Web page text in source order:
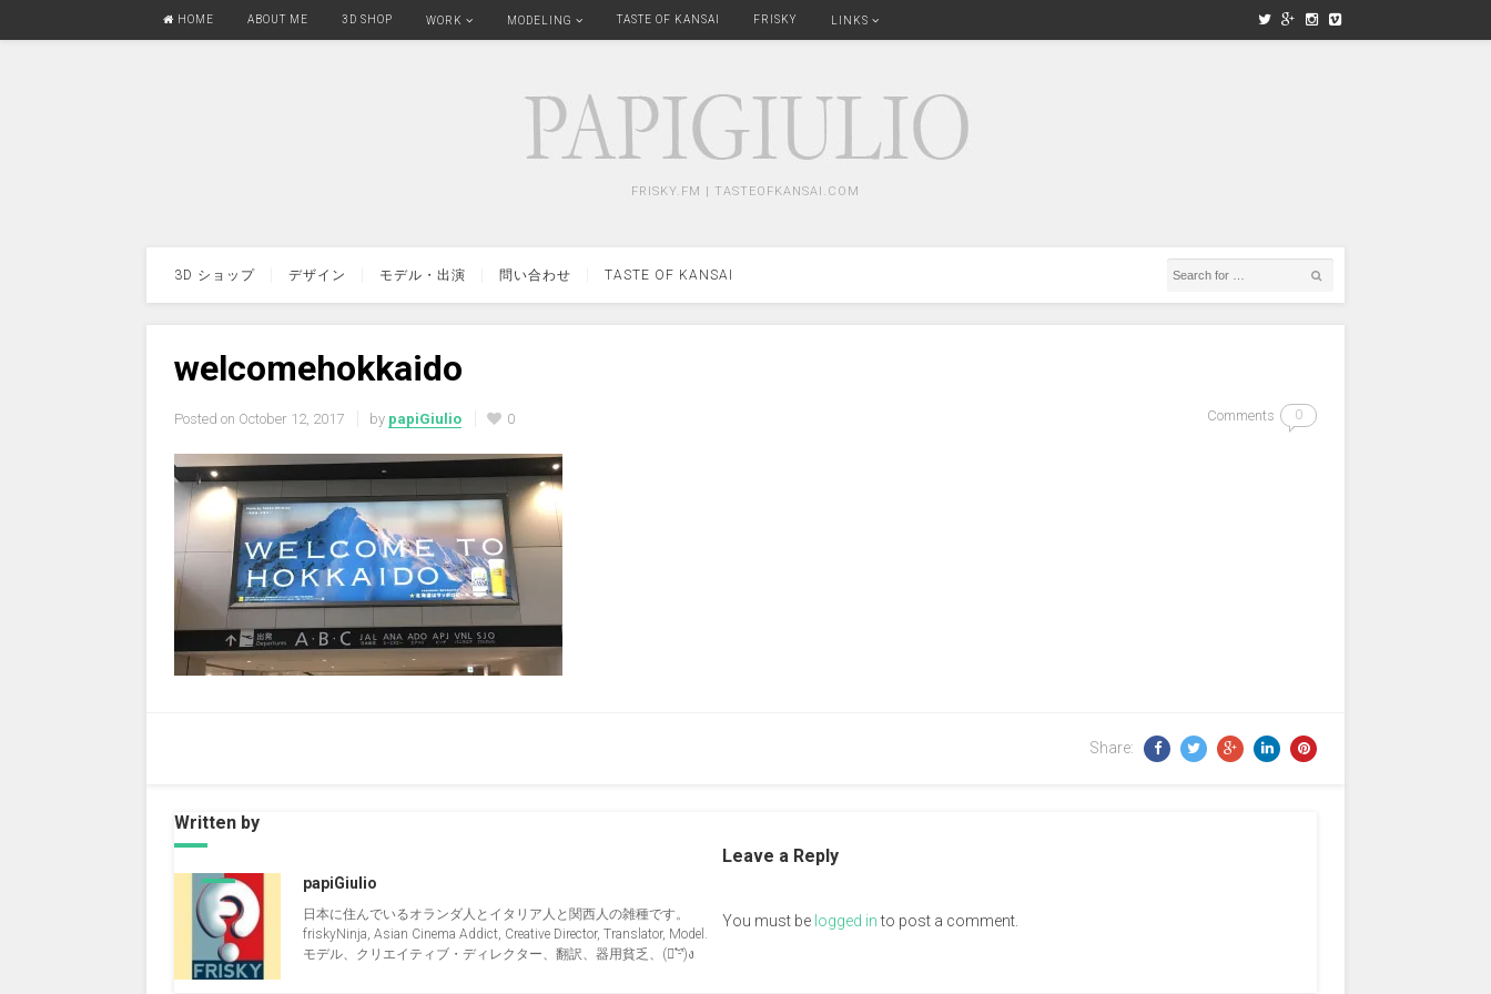
HOME ABOUT ME 3D SHOP WORK MODELING TASTE OF KANSAI FRISKY LINKS
FRISKY.FM | TASTEOFKANSAI.COM
3D ショップ デザイン モデル・出演 問い合わせ TASTE OF KANSAI
welcomehokkaido
Posted on October 12, 2017 by papiGiulio 0 Comments 0
Share:
Written by
papiGiulio
日本に住んでいるオランダ人とイタリア人と関西人の雑種です。
friskyNinja, Asian Cinema Addict, Creative Director, Translator, Model.
モデル、クリエイティブ・ディレクター、翻訳、器用貧乏、(ง︡'-'︠)ง
Leave a Reply
You must be logged into post a comment.